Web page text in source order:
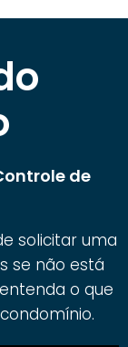
de
solicitar uma
se não está
o que